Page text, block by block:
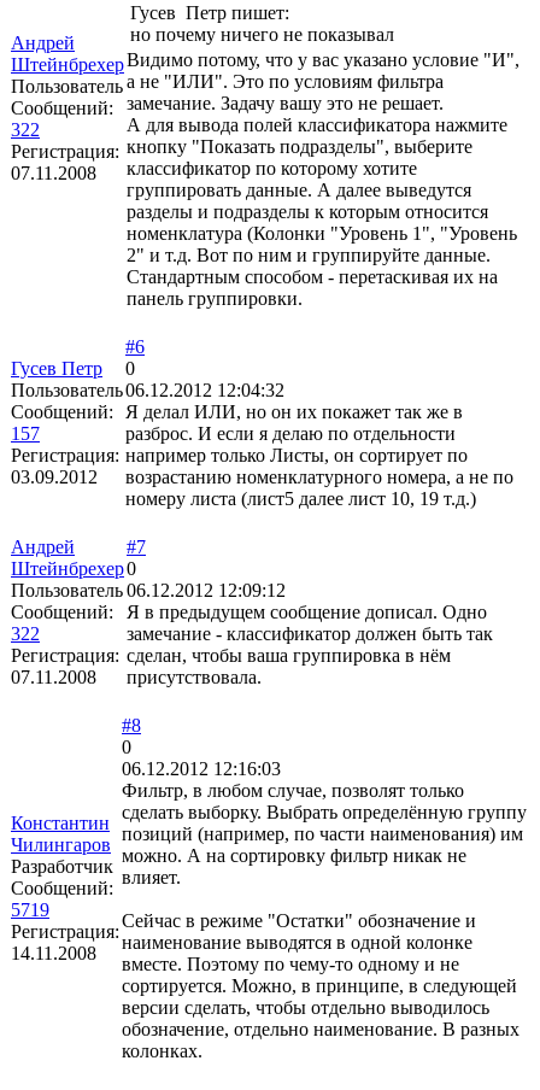
Андрей
Штейнбрехер
Пользователь
Сообщений:
322
Регистрация:
07.11.2008
Гусев Петр пишет:
но почему ничего не показывал
Видимо потому, что у вас указано условие "И",
а не "ИЛИ". Это по условиям фильтра
замечание. Задачу вашу это не решает.
А для вывода полей классификатора нажмите
кнопку "Показать подразделы", выберите
классификатор по которому хотите
группировать данные. А далее выведутся
разделы и подразделы к которым относится
номенклатура (Колонки "Уровень 1", "Уровень
2" и т.д. Вот по ним и группируйте данные.
Стандартным способом - перетаскивая их на
панель группировки.
Гусев Петр
Пользователь
Сообщений:
157
Регистрация:
03.09.2012
#6
0
06.12.2012 12:04:32
Я делал ИЛИ, но он их покажет так же в
разброс. И если я делаю по отдельности
например только Листы, он сортирует по
возрастанию номенклатурного номера, а не по
номеру листа (лист5 далее лист 10, 19 т.д.)
Андрей
Штейнбрехер
Пользователь
Сообщений:
322
Регистрация:
07.11.2008
#7
0
06.12.2012 12:09:12
Я в предыдущем сообщение дописал. Одно
замечание - классификатор должен быть так
сделан, чтобы ваша группировка в нём
присутствовала.
Константин
Чилингаров
Разработчик
Сообщений:
5719
Регистрация:
14.11.2008
#8
0
06.12.2012 12:16:03
Фильтр, в любом случае, позволят только
сделать выборку. Выбрать определённую группу
позиций (например, по части наименования) им
можно. А на сортировку фильтр никак не
влияет.
Сейчас в режиме "Остатки" обозначение и
наименование выводятся в одной колонке
вместе. Поэтому по чему-то одному и не
сортируется. Можно, в принципе, в следующей
версии сделать, чтобы отдельно выводилось
обозначение, отдельно наименование. В разных
колонках.